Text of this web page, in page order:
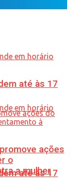
até às 17
até às 17
ações
o
a mulher